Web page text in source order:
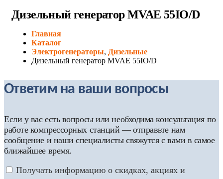
Дизельный генератор MVAE 55IO/D
Главная
Каталог
Электрогенераторы, Дизельные
Дизельный генератор MVAE 55IO/D
Ответим на ваши вопросы
Если у вас есть вопросы или необходима консультация по
работе компрессорных станций — отправьте нам
сообщение и наши специалисты свяжутся с вами в самое
ближайшее время.
Получать информацию о скидках, акциях и